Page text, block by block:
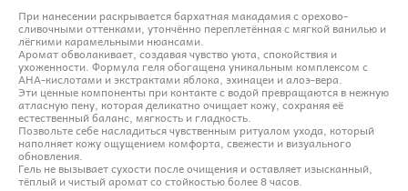
При нанесении раскрывается бархатная макадамия с орехово-
сливочными оттенками, утончённо переплетённая с мягкой ванилью и
лёгкими карамельными нюансами.
Аромат обволакивает, создавая чувство уюта, спокойствия и
ухоженности. Формула геля обогащена уникальным комплексом с
AHA-кислотами и экстрактами яблока, эхинацеи и алоэ-вера.
Эти ценные компоненты при контакте с водой превращаются в нежную
атласную пену, которая деликатно очищает кожу, сохраняя её
естественный баланс, мягкость и гладкость.
Позвольте себе насладиться чувственным ритуалом ухода, который
наполняет кожу ощущением комфорта, свежести и визуального
обновления.
Гель не вызывает сухости после очищения и оставляет изысканный,
тёплый и чистый аромат со стойкостью более 8 часов.